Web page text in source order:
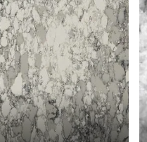
cantidad de
resultado
nivel y gran